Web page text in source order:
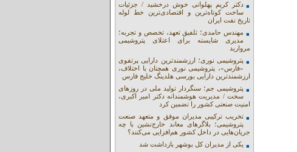
دکتر کریم پهلوانی خوش درخشید / جزئیات
ساخت کوتاه‌ترین و اقتصادی‌ترین خط لوله
تاریخ نفت ایران
مهندس حامدی؛ تلفیق تعهد، تخصص و تجربه؛
مدیری شایسته برای اعتلای پتروشیمی
مروارید
پتروشیمی نوری؛ ارزشمندترین دارایی پرتفوی
«فارس»، پتروشیمی نوری همچنان با اختلاف،
ارزشمندترین دارایی بورسی هلدینگ خلیج فارس
پتروشیمی جم؛ سنگردار تولید ملی در روزهای
سخت / مدیریت هوشمندانه دکتر امیر اکبری،
امنیت صنعتی کشور را تضمین کرد
تخریب ترکیبی مدیران موفق و متعهد صنعت
پتروشیمی؛ بلاگرهای معاند خارج‌نشین با چه
جریان‌هایی در داخل کشور هم‌افزایی می‌کنند؟
یکی از مدیران کل بوشهر بازداشت شد